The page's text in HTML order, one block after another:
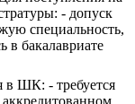
- допуск
специальность,
в бакалавриате
в ШК: - требуется